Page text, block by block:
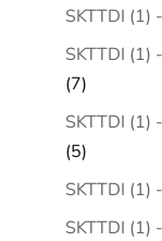
SKTTDI (1)
SKTTDI (1)
77
products
SKTTDI (1)
55
products
SKTTDI (1)
SKTTDI (1)